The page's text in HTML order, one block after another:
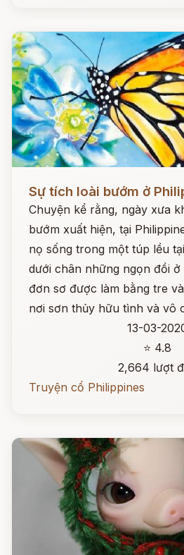
Sự tích loài bướm ở
Chuyện kể rằng, ngày xưa
bướm xuất hiện, tại
nọ sống trong một túp lều
dưới chân những ngọn đồi
đơn sơ được làm bằng tre
nơi sơn thủy hữu tình và vô
13-03-
⭐ 4.8
2,664 lượt
Truyện cổ Philippines